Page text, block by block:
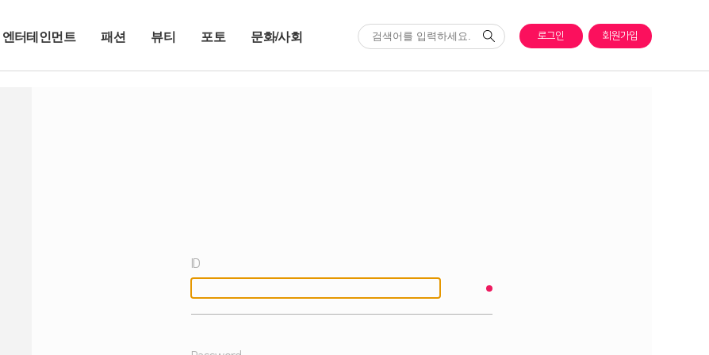
로그인 회원가입
엔터테인먼트 패션 뷰티 포토 문화/사회
ID